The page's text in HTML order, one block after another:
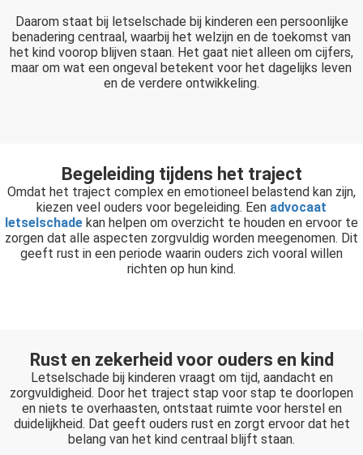
Daarom staat bij letselschade bij kinderen een persoonlijke
benadering centraal, waarbij het welzijn en de toekomst van
het kind voorop blijven staan. Het gaat niet alleen om cijfers,
maar om wat een ongeval betekent voor het dagelijks leven
en de verdere ontwikkeling.
Begeleiding tijdens het traject
Omdat het traject complex en emotioneel belastend kan zijn,
kiezen veel ouders voor begeleiding. Een advocaat
letselschade kan helpen om overzicht te houden en ervoor te
zorgen dat alle aspecten zorgvuldig worden meegenomen. Dit
geeft rust in een periode waarin ouders zich vooral willen
richten op hun kind.
Rust en zekerheid voor ouders en kind
Letselschade bij kinderen vraagt om tijd, aandacht en
zorgvuldigheid. Door het traject stap voor stap te doorlopen
en niets te overhaasten, ontstaat ruimte voor herstel en
duidelijkheid. Dat geeft ouders rust en zorgt ervoor dat het
belang van het kind centraal blijft staan.